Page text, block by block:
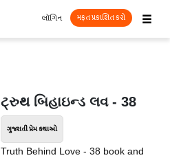
☰
લૉગિન મફત પ્રકાશિત કરો
ટ્રુથ બિહાઇન્ડ લવ - 38
ગુજરાતી પ્રેમ કથાઓ
Truth Behind Love - 38 book and